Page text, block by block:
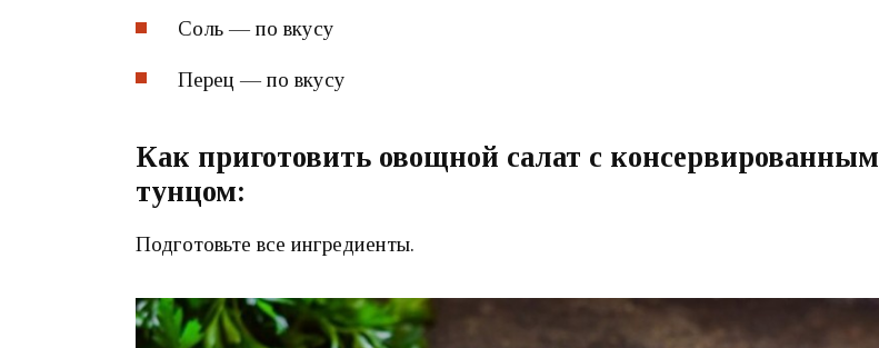
Соль — по вкусу
Перец — по вкусу
Как приготовить овощной салат с консервированным
тунцом:
Подготовьте все ингредиенты.